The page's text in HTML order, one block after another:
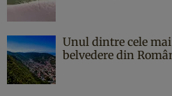
Unul dintre cele
belvedere din